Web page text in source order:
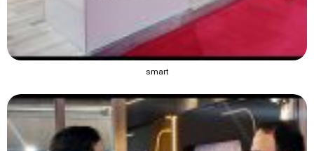
smart